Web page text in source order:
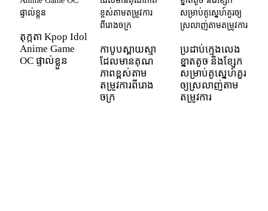
តុក្កតា Kpop Idol
Anime Game
OC ផ្ទាល់ខ្លួន
កាបូបស្ពាយស្មា
ដែលមានគុណ
ភាពខ្ពស់តាម
តម្រូវការពីរោង
ចក្រ
ប្រដាប់ក្មេងលេង
ខ្នាតតូច និងខ្សែក
សម្រាប់គូស្នេហ៍គួរ
ឲ្យស្រលាញ់តាម
តម្រូវការ